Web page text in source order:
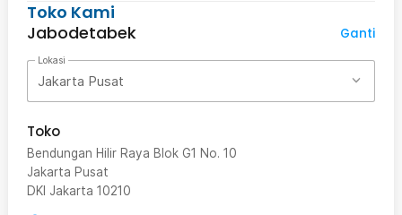
Toko Kami
Jabodetabek
Ganti
Lokasi
Jakarta Pusat
Toko
Bendungan Hilir Raya Blok G1 No. 10
Jakarta Pusat
DKI Jakarta 10210